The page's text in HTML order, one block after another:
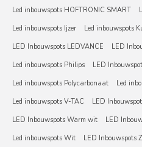
Led inbouwspots HOFTRONIC SMART
Led inbouwspots Ijzer
Led inbouwspots
LED Inbouwspots LEDVANCE
LED
Led inbouwspots Philips
LED
Led inbouwspots Polycarbonaat
Led
Led inbouwspots V-TAC
LED
LED Inbouwspots Warm wit
LED
Led inbouwspots Wit
LED Inbouwspots